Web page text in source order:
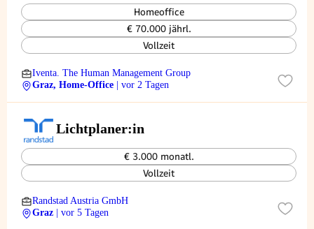
Homeoffice
€ 70.000 jährl.
Vollzeit
Iventa. The Human Management Group
Graz, Home-Office
| vor 2 Tagen
Lichtplaner:in
€ 3.000 monatl.
Vollzeit
Randstad Austria GmbH
Graz
| vor 5 Tagen